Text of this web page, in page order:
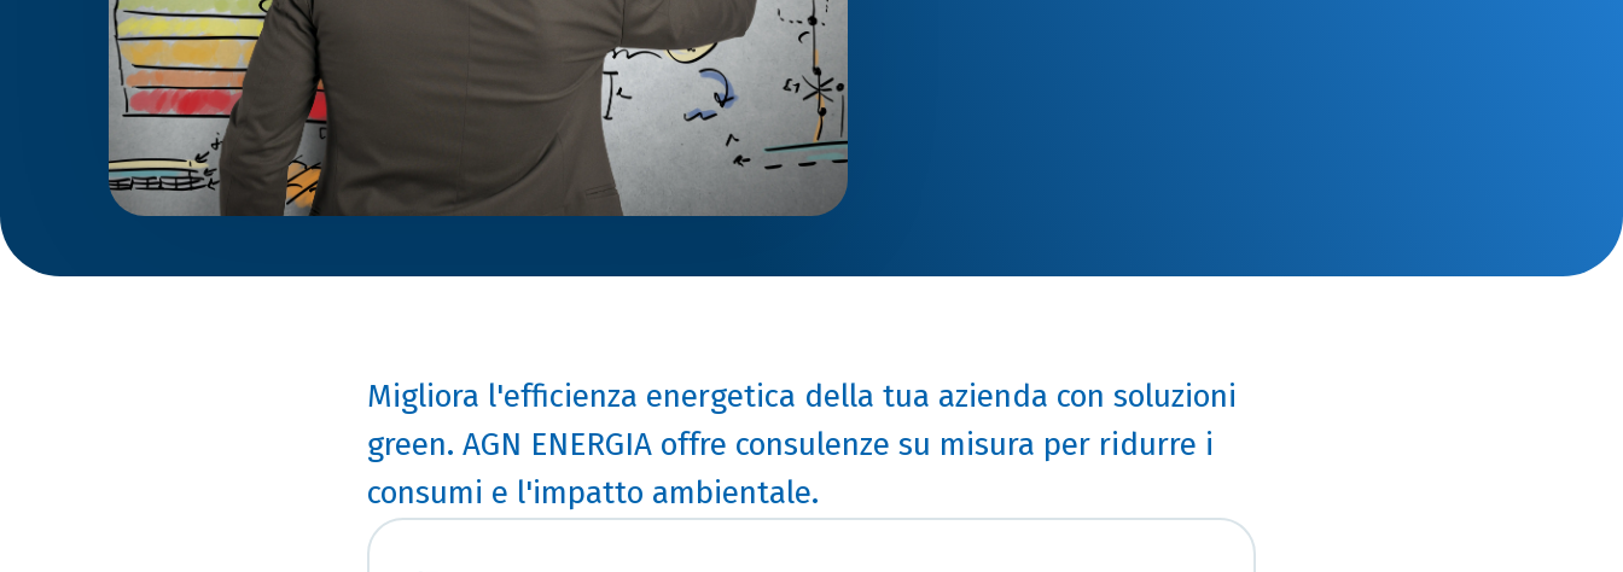
Migliora l'efficienza energetica della tua azienda con soluzioni
green. AGN ENERGIA offre consulenze su misura per ridurre i
consumi e l'impatto ambientale.